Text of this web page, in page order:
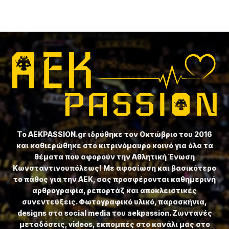
Το ⁦AEKPASSION.gr⁩ ιδρύθηκε τον Οκτώβριο του 2016
και καθιερώθηκε στο κιτρινόμαυρο κοινό για όλα τα
θέματα που αφορούν την Αθλητική Ένωση
Κωνσταντινουπόλεως! Με αφοσίωση και βασικότερο
το πάθος για την ΑΕΚ, σας προσφέρονται καθημερινή
αρθρογραφία, ρεπορτάζ και αποκλειστικές
συνεντεύξεις. Φωτογραφικό υλικό, παρασκήνια,
designs στα social media του aekpassion. Ζωντανές
μεταδόσεις, videos, εκπομπές στο κανάλι μας στο